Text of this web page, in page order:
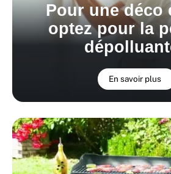
Pour une déco
optez pour la
En savoir plus